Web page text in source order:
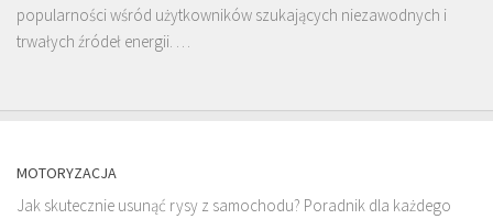
popularności wśród użytkowników szukających niezawodnych i
trwałych źródeł energii. …
MOTORYZACJA
Jak skutecznie usunąć rysy z samochodu? Poradnik dla każdego